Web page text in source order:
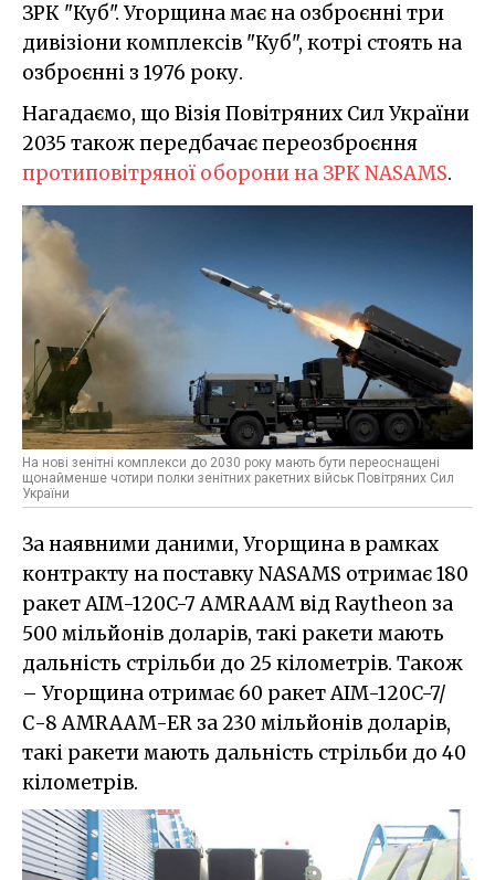
ЗРК "Куб". Угорщина має на озброєнні три
дивізіони комплексів "Куб", котрі стоять на
озброєнні з 1976 року.
Нагадаємо, що Візія Повітряних Сил України
2035 також передбачає переозброєння
протиповітряної оборони на ЗРК NASAMS.
На нові зенітні комплекси до 2030 року мають бути переоснащені
щонайменше чотири полки зенітних ракетних військ Повітряних Сил
України
За наявними даними, Угорщина в рамках
контракту на поставку NASAMS отримає 180
ракет AIM-120C-7 AMRAAM від Raytheon за
500 мільйонів доларів, такі ракети мають
дальність стрільби до 25 кілометрів. Також
– Угорщина отримає 60 ракет AIM-120C-7/
С-8 AMRAAM-ER за 230 мільйонів доларів,
такі ракети мають дальність стрільби до 40
кілометрів.